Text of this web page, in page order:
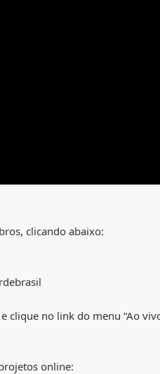
clicando abaixo:
clique no link do menu “Ao
online: